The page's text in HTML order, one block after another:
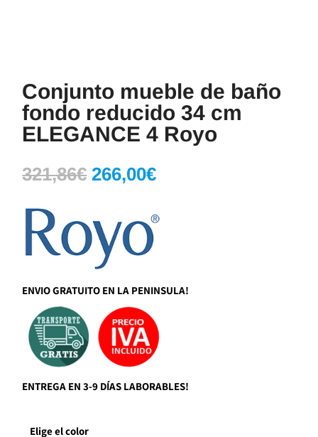
Conjunto mueble de baño
fondo reducido 34 cm
ELEGANCE 4 Royo
321,86€ El
precio
era:
321,86€.
266,00€El
es:
ENVIO GRATUITO EN LA PENINSULA!
ENTREGA EN 3-9 DÍAS LABORABLES!
Elige el color